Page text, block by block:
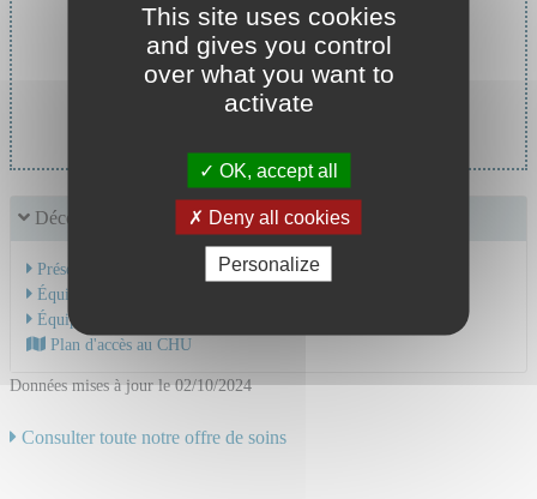
Cheffe de service :
Pr LAPORTE Silvy
Découvrir le service
Présentation de l'activité
Équipe Médicale
Équipe Soignante
Plan d'accès au CHU
Données mises à jour le 02/10/2024
Consulter toute notre offre de soins
This site uses cookies
and gives you control
over what you want to
activate
OK, accept all
Deny all cookies
Personalize